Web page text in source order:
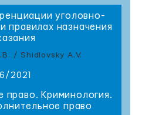
уголовно-
правилах назначения
/ Shidlovsky A.V.
2021
право. Криминология.
право